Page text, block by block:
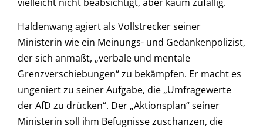
Haldenwang agiert als Vollstrecker seiner
Ministerin wie ein Meinungs- und Gedankenpolizist,
der sich anmaßt, „verbale und mentale
Grenzverschiebungen“ zu bekämpfen. Er macht es
ungeniert zu seiner Aufgabe, die „Umfragewerte
der AfD zu drücken“. Der „Aktionsplan“ seiner
Ministerin soll ihm Befugnisse zuschanzen, die